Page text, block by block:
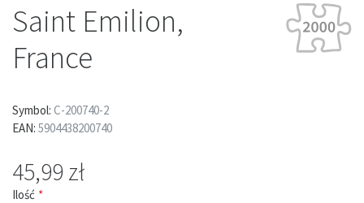
Saint Emilion,
France
Symbol: C-200740-2
EAN: 5904438200740
45,99 zł
Ilość